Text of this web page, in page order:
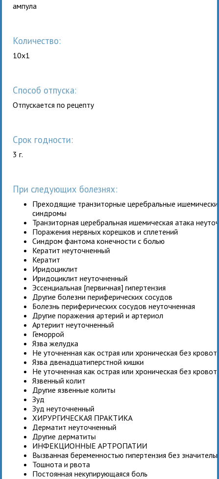
ампула
Количество:
10x1
Способ отпуска:
Отпускается по рецепту
Срок годности:
3 г.
При следующих болезнях:
Преходящие транзиторные церебральные
синдромы
Транзиторная церебральная ишемическая атака
Поражения нервных корешков и сплетений
Синдром фантома конечности с болью
Кератит неуточненный
Кератит
Иридоциклит
Иридоциклит неуточненный
Эссенциальная [первичная] гипертензия
Другие болезни периферических сосудов
Болезнь периферических сосудов неуточненная
Другие поражения артерий и артериол
Артериит неуточненный
Геморрой
Язва желудка
Не уточненная как острая или хроническая без
Язва двенадцатиперстной кишки
Не уточненная как острая или хроническая без
Язвенный колит
Другие язвенные колиты
Зуд
Зуд неуточненный
ХИРУРГИЧЕСКАЯ ПРАКТИКА
Дерматит неуточненный
Другие дерматиты
ИНФЕКЦИОННЫЕ АРТРОПАТИИ
Вызванная беременностью гипертензия без
Тошнота и рвота
Постоянная некупирующаяся боль